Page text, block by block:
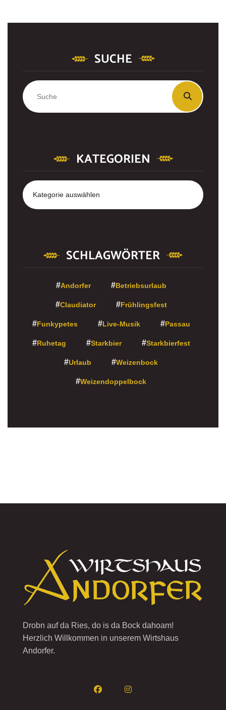
SUCHE
KATEGORIEN
Kategorien
SCHLAGWÖRTER
Andorfer Betriebsurlaub
Claudiator Frühlingsfest
Funkypetes Live-Musik Passau
Ruhetag Starkbier Starkbierfest
Urlaub Weizenbock
Weizendoppelbock
Drobn auf da Ries, do is da Bock dahoam!
Herzlich Willkommen in unserem Wirtshaus
Andorfer.